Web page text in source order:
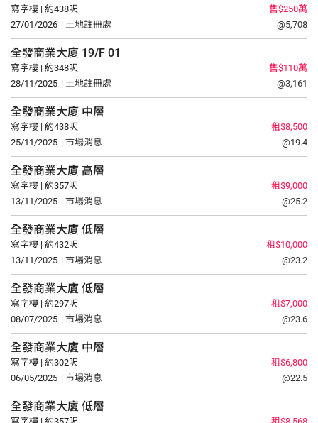
寫字樓 | 約438呎
售$250萬
27/01/2026 | 土地註冊處 @5,708
全發商業大廈 19/F 01
寫字樓 | 約348呎
售$110萬
28/11/2025 | 土地註冊處 @3,161
全發商業大廈 中層
寫字樓 | 約438呎
租$8,500
25/11/2025 | 市場消息 @19.4
全發商業大廈 高層
寫字樓 | 約357呎
租$9,000
13/11/2025 | 市場消息 @25.2
全發商業大廈 低層
寫字樓 | 約432呎
租$10,000
13/11/2025 | 市場消息 @23.2
全發商業大廈 低層
寫字樓 | 約297呎
租$7,000
08/07/2025 | 市場消息 @23.6
全發商業大廈 中層
寫字樓 | 約302呎
租$6,800
06/05/2025 | 市場消息 @22.5
全發商業大廈 低層